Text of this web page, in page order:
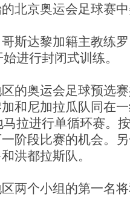
北京奥运会足球赛
达黎加籍主教练罗
进行封闭式训练。
奥运会足球预选赛
和尼加拉瓜队同在
拉进行单循环赛。
阶段比赛的机会。
洪都拉斯队。
个小组的第一名将